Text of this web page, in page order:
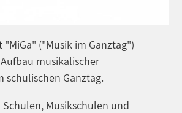
"MiGa" ("Musik im Ganztag")
musikalischer
schulischen Ganztag.
Musikschulen und